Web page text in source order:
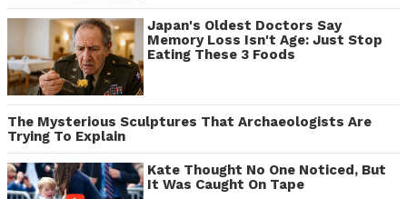
Japan's Oldest Doctors Say
Memory Loss Isn't Age: Just Stop
Eating These 3 Foods
The Mysterious Sculptures That Archaeologists Are
Trying To Explain
Kate Thought No One Noticed, But
It Was Caught On Tape